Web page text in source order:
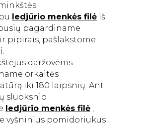
ledjūrio menkės filė iš
pagardiname
pipirais, pašlakstome
daržovėms
orkaitės
iki 180 laipsnių. Ant
sluoksnio
ledjūrio menkės filė ,
vyšninius pomidoriukus